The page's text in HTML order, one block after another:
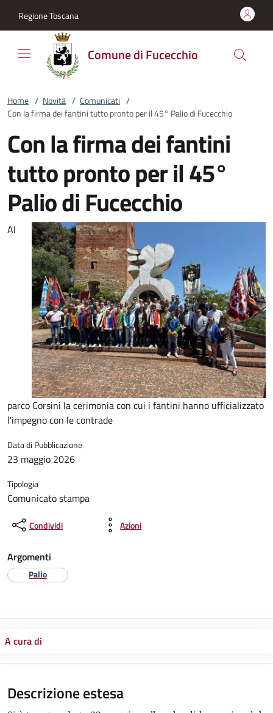
Regione Toscana
Comune di Fucecchio
Home / Novità / Comunicati /
Con la firma dei fantini tutto pronto per il 45° Palio di Fucecchio
Con la firma dei fantini
tutto pronto per il 45°
Palio di Fucecchio
Al
parco Corsini la cerimonia con cui i fantini hanno ufficializzato
l'impegno con le contrade
Data di Pubblicazione
23 maggio 2026
Tipologia
Comunicato stampa
Condividi Azioni
Argomenti
Palio
A cura di
Descrizione estesa